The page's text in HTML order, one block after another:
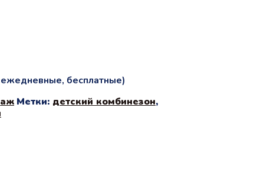
бесплатные)
Метки: детский комбинезон,